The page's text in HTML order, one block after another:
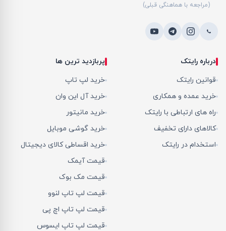
(مراجعه با هماهنگی قبلی)
درباره رایتک
قوانین رایتک
خرید عمده و همکاری
راه های ارتباطی با رایتک
کالاهای دارای تخفیف
استخدام در رایتک
پربازدید ترین ها
خرید لپ تاپ
خرید آل این وان
خرید مانیتور
خرید گوشی موبایل
خرید اقساطی کالای دیجیتال
قیمت آیمک
قیمت مک بوک
قیمت لپ تاپ لنوو
قیمت لپ تاپ اچ پی
قیمت لپ تاپ ایسوس